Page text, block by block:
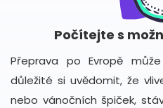
Počítejte s
Přeprava po Evropě
důležité si uvědomit, že
nebo vánočních špiček,